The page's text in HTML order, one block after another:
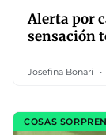
Alerta por
sensación
Josefina Bonari
COSAS